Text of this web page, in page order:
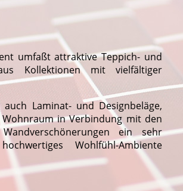
umfaßt attraktive Teppich- und
Kollektionen mit vielfältiger
auch Laminat- und Designbeläge,
in Verbindung mit den
ein sehr
Wohlfühl-Ambiente